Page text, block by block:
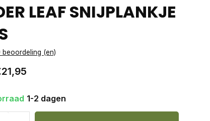
LEAF SNIJPLANKJE
beoordeling (en)
1-2 dagen